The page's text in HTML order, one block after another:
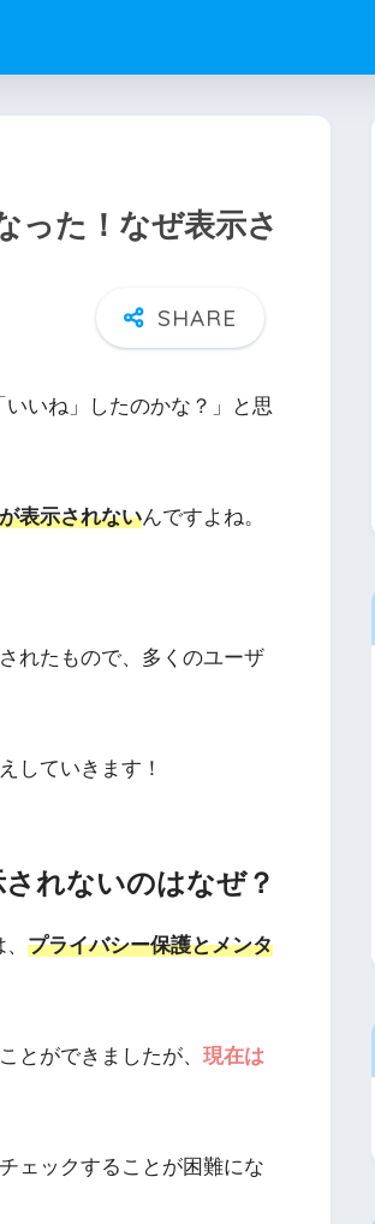
った！なぜ表示さ
いね」したのかな？」と思
表示されないんですよね。
れたもので、多くのユーザ
していきます！
れないのはなぜ？
プライバシー保護とメンタ
とができましたが、 現在は
ェックすることが困難にな